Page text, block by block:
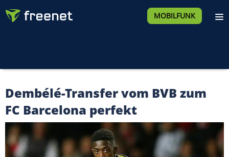
MOBILFUNK
Dembélé-Transfer vom BVB zum
FC Barcelona perfekt